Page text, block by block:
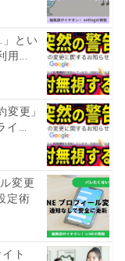
」とい
...
変更」
...
変更
定術
ト